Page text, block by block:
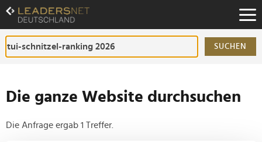
Zum
Inhalt
Zur
Fußzeilen-
Navigation
SUCHEN
Die ganze Website durchsuchen
Die Anfrage ergab 1 Treffer.